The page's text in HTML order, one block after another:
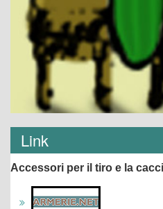
Link
Accessori per il tiro e la